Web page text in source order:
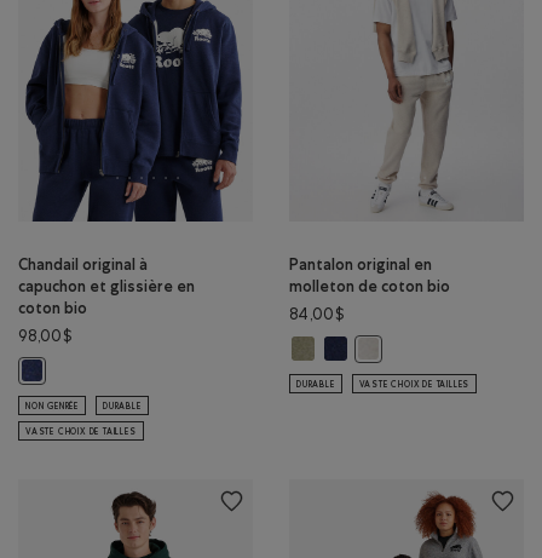
Chandail original à
capuchon et glissière en
coton bio
98,00$
NON GENRÉE DURABLE
VASTE CHOIX DE TAILLES
Pantalon original en
molleton de coton bio
84,00$
DURABLE VASTE CHOIX DE TAILLES